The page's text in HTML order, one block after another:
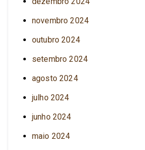
novembro 2024
outubro 2024
setembro 2024
agosto 2024
julho 2024
junho 2024
maio 2024